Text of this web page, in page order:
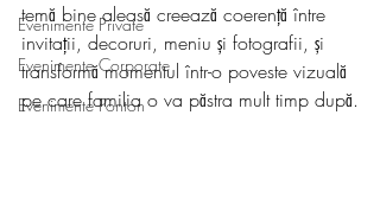
Evenimente Private
Evenimente Corporate
Evenimente Ponton
temă bine aleasă creează coerență între
invitații, decoruri, meniu și fotografii, și
transformă momentul într-o poveste vizuală
pe care familia o va păstra mult timp după.